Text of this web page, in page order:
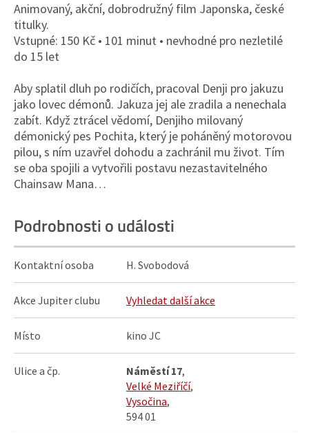
Animovaný, akční, dobrodružný film Japonska, české
titulky.
Vstupné: 150 Kč • 101 minut • nevhodné pro nezletilé
do 15 let
Aby splatil dluh po rodičích, pracoval Denji pro jakuzu
jako lovec démonů. Jakuza jej ale zradila a nenechala
zabít. Když ztrácel vědomí, Denjiho milovaný
démonický pes Pochita, který je poháněný motorovou
pilou, s ním uzavřel dohodu a zachránil mu život. Tím
se oba spojili a vytvořili postavu nezastavitelného
Chainsaw Mana…
Podrobnosti o události
Kontaktní osoba H. Svobodová
Akce Jupiter clubu Vyhledat další akce
Místo kino JC
Ulice a čp. Náměstí 17,
Velké Meziříčí,
Vysočina,
594 01